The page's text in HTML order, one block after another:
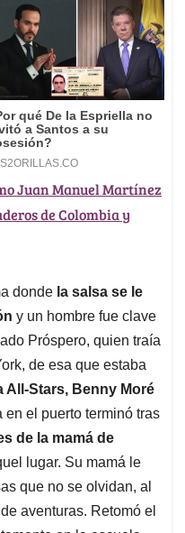
Juan Manuel Martínez
de Colombia y
donde la salsa se le
y un hombre fue clave
Próspero, quien traía
de esa que estaba
All-Stars, Benny Moré
en el puerto terminó tras
de la mamá de
lugar. Su mamá le
que no se olvidan, al
aventuras. Retomó el